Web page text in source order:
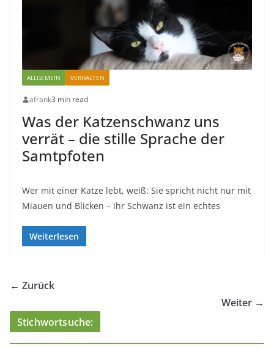
ALLGEMEIN VERHALTEN
afrank3 min read
Was der Katzenschwanz uns
verrät – die stille Sprache der
Samtpfoten
Wer mit einer Katze lebt, weiß: Sie spricht nicht nur mit
Miauen und Blicken – ihr Schwanz ist ein echtes
Weiterlesen
← Zurück
Weiter →
Stichwortsuche: